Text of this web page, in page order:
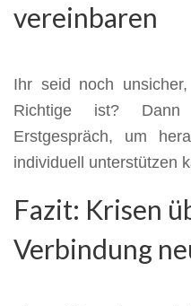
vereinbaren
Ihr seid noch
Richtige ist?
Erstgespräch, um
individuell unterstützen
Fazit: Krisen
Verbindung